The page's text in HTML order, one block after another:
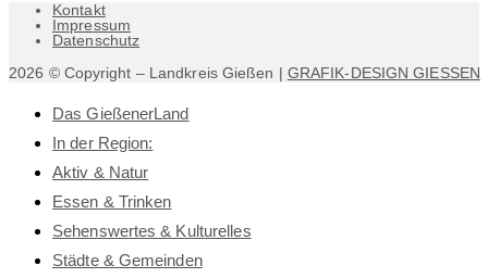
Kontakt
Impressum
Datenschutz
2026 © Copyright – Landkreis Gießen | GRAFIK-DESIGN GIESSEN
Das GießenerLand
In der Region:
Aktiv & Natur
Essen & Trinken
Sehenswertes & Kulturelles
Städte & Gemeinden